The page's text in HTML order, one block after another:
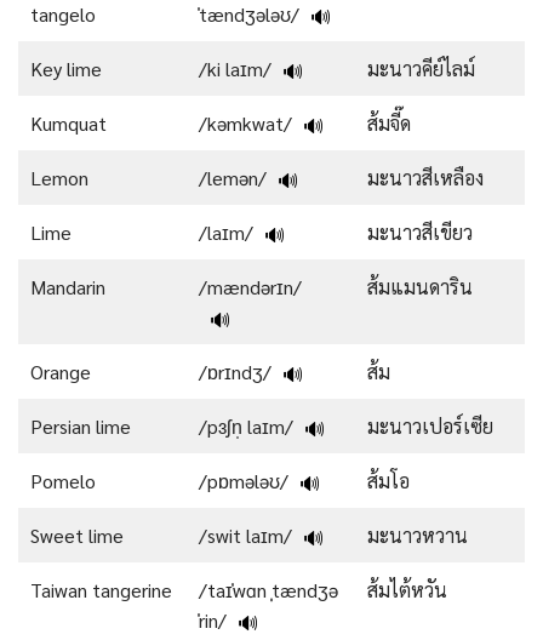
tangelo
ˈtændʒələʊ/ 🔊
Key lime /ki laɪm/ 🔊 มะนาวคีย์ไลม์
Kumquat /kəmkwat/ 🔊 ส้มจี๊ด
Lemon /lemən/ 🔊 มะนาวสีเหลือง
Lime /laɪm/ 🔊 มะนาวสีเขียว
Mandarin
/mændərɪn/
🔊
ส้มแมนดาริน
Orange /ɒrɪndʒ/ 🔊 ส้ม
Persian lime /pɜʃn̩ laɪm/ 🔊 มะนาวเปอร์เซีย
Pomelo /pɒmələʊ/ 🔊 ส้มโอ
Sweet lime /swit laɪm/ 🔊 มะนาวหวาน
Taiwan tangerine
/taɪˈwɑn ˌtændʒə
ˈrin/ 🔊
ส้มไต้หวัน